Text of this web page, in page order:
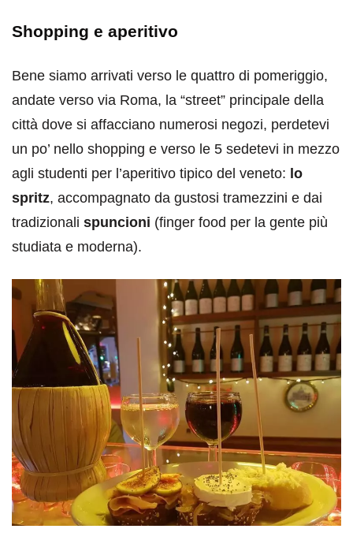
Shopping e aperitivo
Bene siamo arrivati verso le quattro di pomeriggio,
andate verso via Roma, la “street” principale della
città dove si affacciano numerosi negozi, perdetevi
un po’ nello shopping e verso le 5 sedetevi in mezzo
agli studenti per l’aperitivo tipico del veneto: lo
spritz, accompagnato da gustosi tramezzini e dai
tradizionali spuncioni (finger food per la gente più
studiata e moderna).